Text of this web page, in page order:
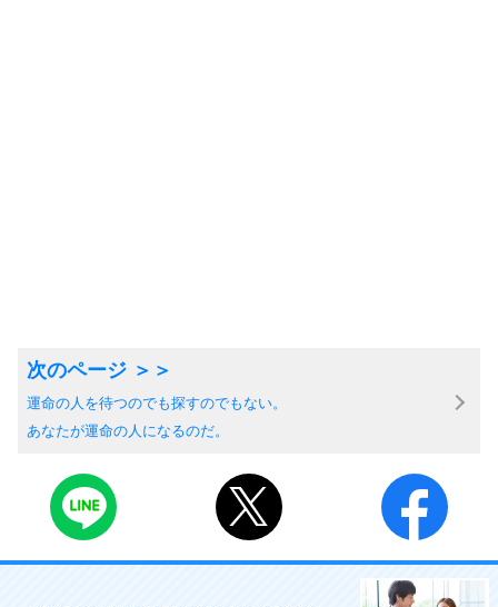
運命の人を待つのでも探すのでもない。
あなたが運命の人になるのだ。